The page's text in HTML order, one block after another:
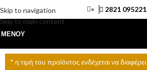
Skip to navigation
Skip to main content
2821 095221
ΜΕΝΟΎ
* η τιμή του προϊόντος ενδέχεται να διαφέρει